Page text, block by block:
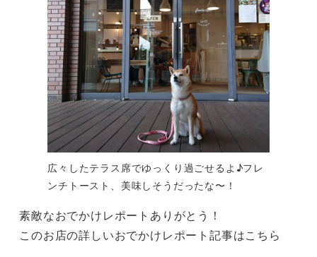
広々したテラス席でゆっくり過ごせるよ♪フレ
ンチトースト、美味しそうだったな〜！
素敵なおでかけレポートありがとう！
このお店の詳しいおでかけレポート記事はこちら